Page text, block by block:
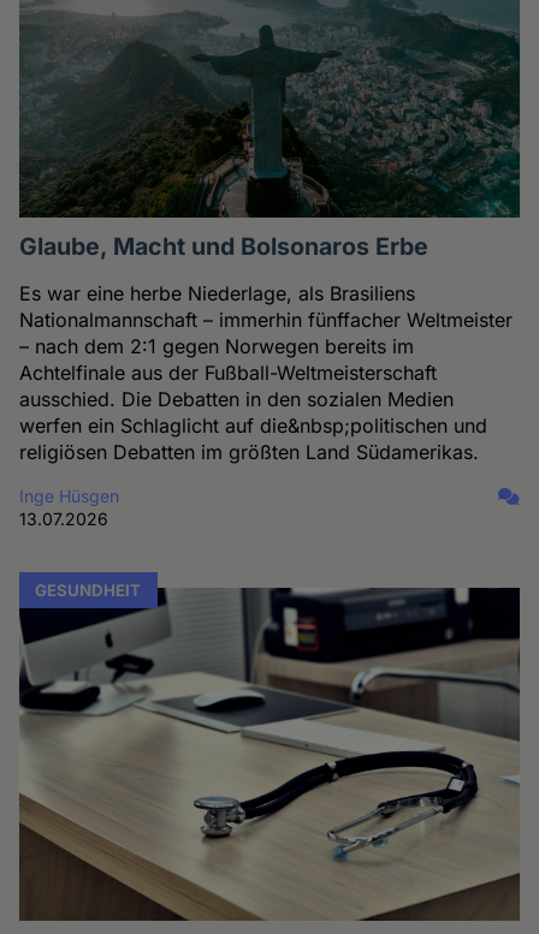
Glaube, Macht und Bolsonaros Erbe
Es war eine herbe Niederlage, als Brasiliens
Nationalmannschaft – immerhin fünffacher Weltmeister
– nach dem 2:1 gegen Norwegen bereits im
Achtelfinale aus der Fußball-Weltmeisterschaft
ausschied. Die Debatten in den sozialen Medien
werfen ein Schlaglicht auf die&nbsp;politischen und
religiösen Debatten im größten Land Südamerikas.
Inge Hüsgen
13.07.2026
GESUNDHEIT